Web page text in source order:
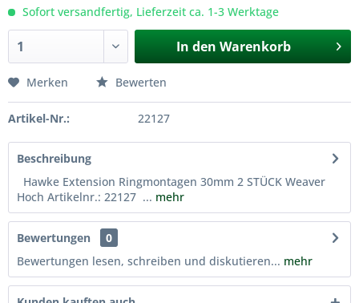
Sofort versandfertig, Lieferzeit ca. 1-3 Werktage
In den Warenkorb
Merken Bewerten
Artikel-Nr.: 22127
Beschreibung
Hawke Extension Ringmontagen 30mm 2 STÜCK Weaver
Hoch Artikelnr.: 22127 ... mehr
Bewertungen
0
Bewertungen lesen, schreiben und diskutieren... mehr